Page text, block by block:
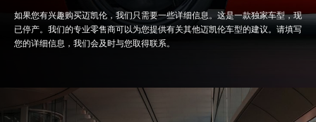
技术
Twin Electrically-
Actuated Twin Scroll
Turbochargers, Dry
如果您有兴趣购买迈凯伦，我们只需要一些详细信息。这是一款独家车型，现
已停产。我们的专业零售商可以为您提供有关其他迈凯伦车型的建议。请填写
您的详细信息，我们会及时与您取得联系。